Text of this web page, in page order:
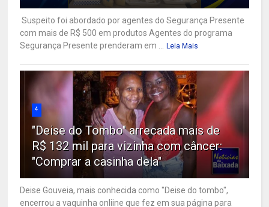
Suspeito foi abordado por agentes do Segurança Presente
com mais de R$ 500 em produtos Agentes do programa
Segurança Presente prenderam em ... Leia Mais
4
"Deise do Tombo" arrecada mais de
R$ 132 mil para vizinha com câncer:
"Comprar a casinha dela"
Deise Gouveia, mais conhecida como "Deise do tombo",
encerrou a vaquinha onliine que fez em sua página para